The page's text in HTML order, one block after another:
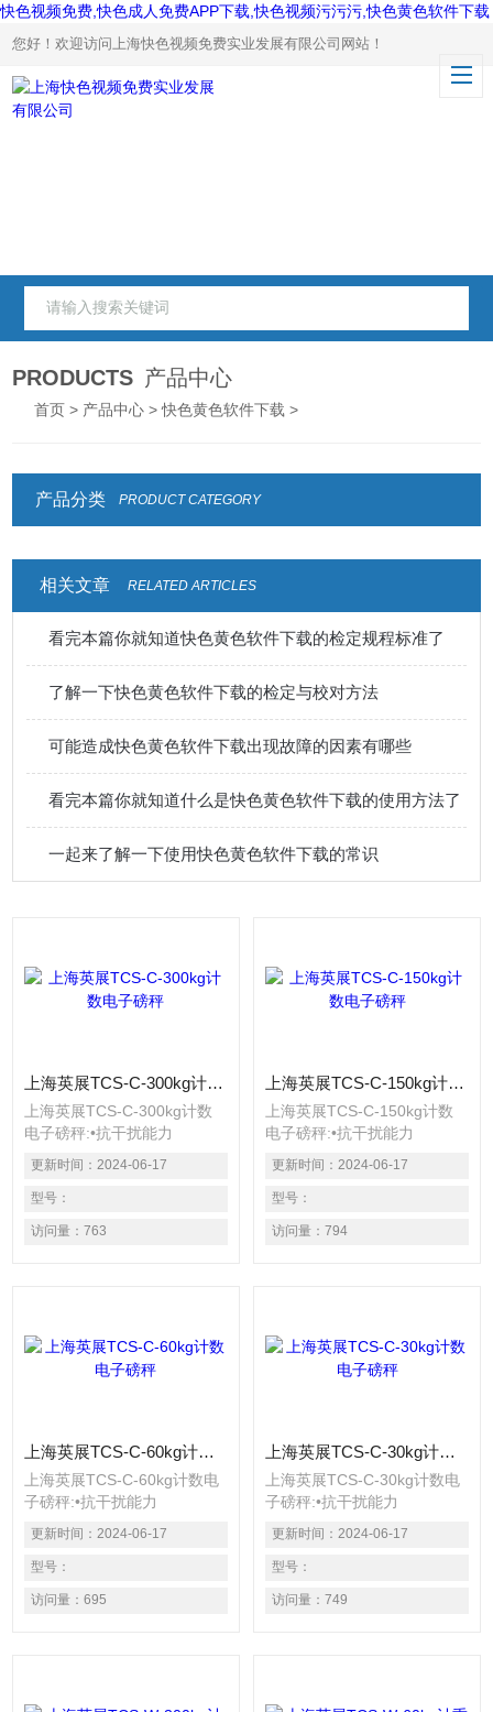
快色视频免费,快色成人免费APP下载,快色视频污污污,快色黄色软件下载
您好！欢迎访问上海快色视频免费实业发展有限公司网站！
PRODUCTS 产品中心
首页 > 产品中心 >快色黄色软件下载 >
产品分类 PRODUCT CATEGORY
相关文章 RELATED ARTICLES
看完本篇你就知道快色黄色软件下载的检定规程标准了
了解一下快色黄色软件下载的检定与校对方法
可能造成快色黄色软件下载出现故障的因素有哪些
看完本篇你就知道什么是快色黄色软件下载的使用方法了
一起来了解一下使用快色黄色软件下载的常识
上海英展TCS-C-300kg计数电子磅秤
上海英展TCS-C-300kg计数
电子磅秤:•抗干扰能力
(EMS+EMI)：抗幅射、静
电、电源输入干扰效能高于国
标 具有LED背光之功能 选用
含背光功能的大数字显示屏
幕，清晰易读 具有重量或数
Low、OK)，与预扣
重等功能 具有自动更正、自
更新时间： 2024-06-17
型号：
访问量： 763
上海英展TCS-C-150kg计数电子磅秤
上海英展TCS-C-150kg计数
电子磅秤:•抗干扰能力
(EMS+EMI)：抗幅射、静
电、电源输入干扰效能高于国
标 具有LED背光之功能 选用
含背光功能的大数字显示屏
幕，清晰易读 具有重量或数
OK)，与预扣重等功能 具有自
动更正、自动零点追踪、双重
更新时间： 2024-06-17
型号：
访问量： 794
上海英展TCS-C-60kg计数电子磅秤
上海英展TCS-C-60kg计数电
子磅秤:•抗干扰能力
(EMS+EMI)：抗幅射、静
电、电源输入干扰效能高于国
标 具有LED背光之功能 选用
含背光功能的大数字显示屏
幕，清晰易读 具有重量或数
更新时间： 2024-06-17
型号：
访问量： 695
上海英展TCS-C-30kg计数电子磅秤
上海英展TCS-C-30kg计数电
子磅秤:•抗干扰能力
(EMS+EMI)：抗幅射、静
电、电源输入干扰效能高于国
标 具有LED背光之功能 选用
含背光功能的大数字显示屏
幕，清晰易读 具有重量或数
更新时间： 2024-06-17
型号：
访问量： 749